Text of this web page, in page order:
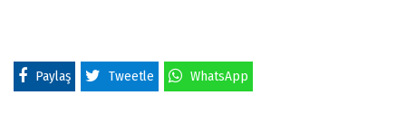
Paylaş Tweetle WhatsApp